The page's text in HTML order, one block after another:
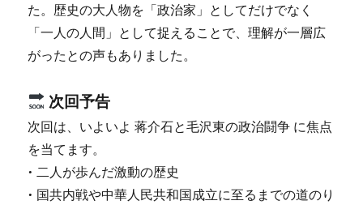
た。歴史の大人物を「政治家」としてだけでなく
「一人の人間」として捉えることで、理解が一層広
がったとの声もありました。
次回予告
次回は、いよいよ 蒋介石と毛沢東の政治闘争 に焦点
を当てます。
• 二人が歩んだ激動の歴史
• 国共内戦や中華人民共和国成立に至るまでの道のり